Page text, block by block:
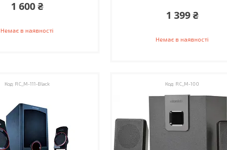
1 600 ₴
Немає в наявності
1 399 ₴
Немає в наявності
RC_M-111-Black RC_M-100